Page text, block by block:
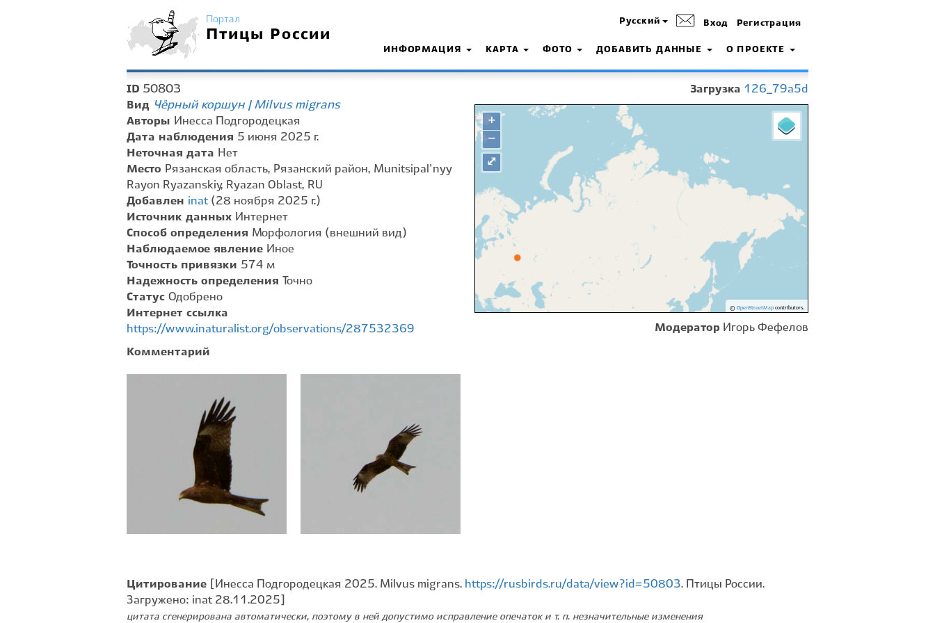
Портал
Птицы России
Русский Вход Регистрация
ИНФОРМАЦИЯ КАРТА ФОТО ДОБАВИТЬ ДАННЫЕ О ПРОЕКТЕ
ID 50803
Вид Чёрный коршун | Milvus migrans
Авторы Инесса Подгородецкая
Дата наблюдения 5 июня 2025 г.
Неточная дата Нет
Место Рязанская область, Рязанский район, Munitsipal'nyy
Rayon Ryazanskiy, Ryazan Oblast, RU
Добавлен inat (28 ноября 2025 г.)
Источник данных Интернет
Способ определения Морфология (внешний вид)
Наблюдаемое явление Иное
Точность привязки 574 м
Надежность определения
Точно
Статус Одобрено
Интернет ссылка
https://www.inaturalist.org/observations/287532369
Комментарий
Загрузка 126_79a5d
+
−
© OpenStreetMapcontributors.
⤢
Модератор Игорь Фефелов
Цитирование [Инесса Подгородецкая 2025. Milvus migrans. https://rusbirds.ru/data/view?id=50803. Птицы России.
Загружено: inat 28.11.2025]
цитата сгенерирована автоматически, поэтому в ней допустимо исправление опечаток и т. п. незначительные изменения